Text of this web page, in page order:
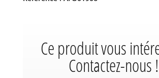
Ce produit vous
Contactez-nous !